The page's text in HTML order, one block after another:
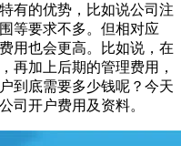
有的优势，比如说公司注
等要求不多。但相对应
用也会更高。比如说，在
再加上后期的管理费用，
到底需要多少钱呢？今天
司开户费用及资料。